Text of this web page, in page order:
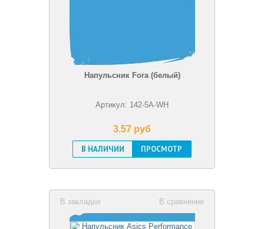
Напульсник Fora (белый)
Артикул: 142-5A-WH
3.57 pуб
В НАЛИЧИИ
ПРОСМОТР
В сравнение
В закладки